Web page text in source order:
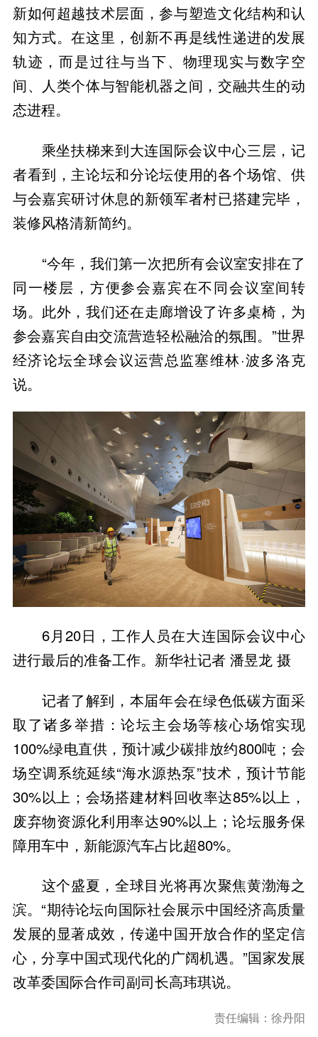
新如何超越技术层面，参与塑造文化结构和认
知方式。在这里，创新不再是线性递进的发展
轨迹，而是过往与当下、物理现实与数字空
间、人类个体与智能机器之间，交融共生的动
态进程。
乘坐扶梯来到大连国际会议中心三层，记
者看到，主论坛和分论坛使用的各个场馆、供
与会嘉宾研讨休息的新领军者村已搭建完毕，
装修风格清新简约。
“今年，我们第一次把所有会议室安排在了
同一楼层，方便参会嘉宾在不同会议室间转
场。此外，我们还在走廊增设了许多桌椅，为
参会嘉宾自由交流营造轻松融洽的氛围。”世界
经济论坛全球会议运营总监塞维林·波多洛克
说。
6月20日，工作人员在大连国际会议中心
进行最后的准备工作。新华社记者 潘昱龙 摄
记者了解到，本届年会在绿色低碳方面采
取了诸多举措：论坛主会场等核心场馆实现
100%绿电直供，预计减少碳排放约800吨；会
场空调系统延续“海水源热泵”技术，预计节能
30%以上；会场搭建材料回收率达85%以上，
废弃物资源化利用率达90%以上；论坛服务保
障用车中，新能源汽车占比超80%。
这个盛夏，全球目光将再次聚焦黄渤海之
滨。“期待论坛向国际社会展示中国经济高质量
发展的显著成效，传递中国开放合作的坚定信
心，分享中国式现代化的广阔机遇。”国家发展
改革委国际合作司副司长高玮琪说。
责任编辑：徐丹阳